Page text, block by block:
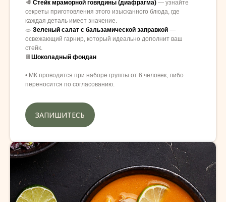
🥩 Стейк мраморной говядины (диафрагма) — узнайте
секреты приготовления этого изысканного блюда, где
каждая деталь имеет значение.
🥗 Зеленый салат с бальзамической заправкой —
освежающий гарнир, который идеально дополнит ваш
стейк.
🍫 Шоколадный фондан
• МК проводится при наборе группы от 6 человек, либо
переносится по согласованию.
ЗАПИШИТЕСЬ